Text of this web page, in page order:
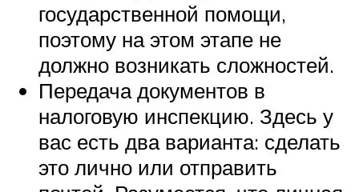
государственной помощи,
поэтому на этом этапе не
должно возникать сложностей.
Передача документов в
налоговую инспекцию. Здесь у
вас есть два варианта: сделать
это лично или отправить